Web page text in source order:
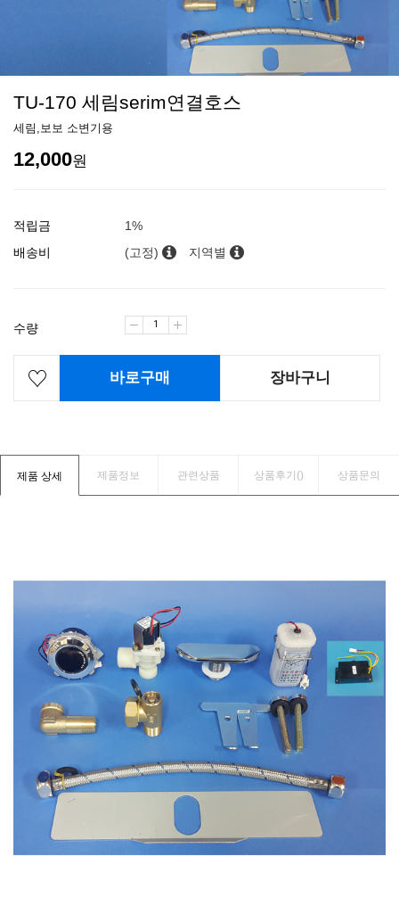
TU-170 세림serim연결호스
세림,보보 소변기용
12,000원
적립금
1%
배송비
(고정) 지역별
수량
바로구매 장바구니
제품 상세 제품정보 관련상품 상품후기() 상품문의